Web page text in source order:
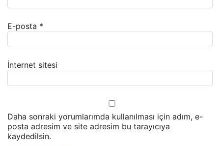
E-posta *
İnternet sitesi
Daha sonraki yorumlarımda kullanılması için adım, e-
posta adresim ve site adresim bu tarayıcıya
kaydedilsin.